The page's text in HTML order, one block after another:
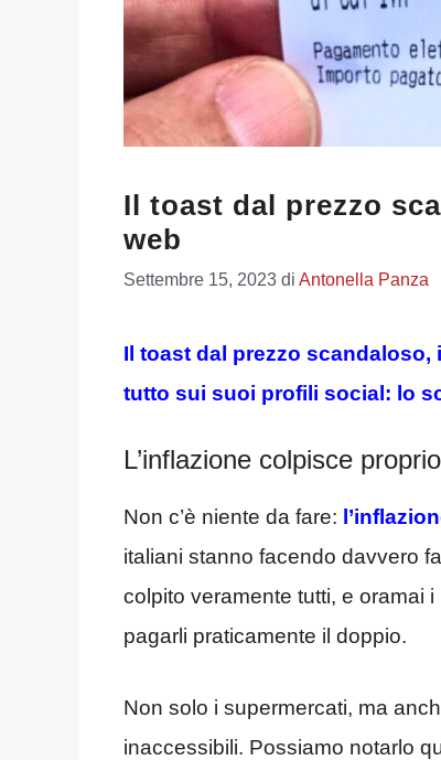
Il toast dal prezzo
web
Settembre 15, 2023 di Antonella Panza
Il toast dal prezzo
tutto sui suoi profili social: lo
L’inflazione colpisce
Non c’è niente da fare:
italiani stanno facendo davvero
colpito veramente tutti, e oramai
pagarli praticamente il doppio.
Non solo i supermercati, ma
inaccessibili. Possiamo notarlo